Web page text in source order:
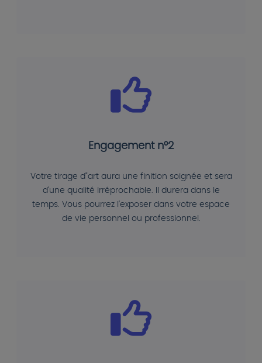
Engagement n°2
Votre tirage d"art aura une finition soignée et sera
d'une qualité irréprochable. Il durera dans le
temps. Vous pourrez l'exposer dans votre espace
de vie personnel ou professionnel.